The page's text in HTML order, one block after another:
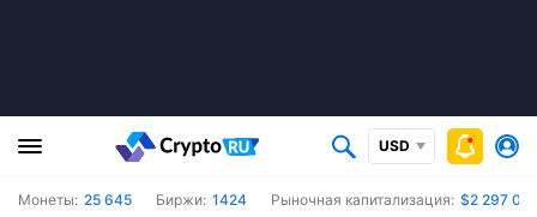
USD
Монеты: 25 645 Биржи: 1424 Рыночная капитализация: $2 297